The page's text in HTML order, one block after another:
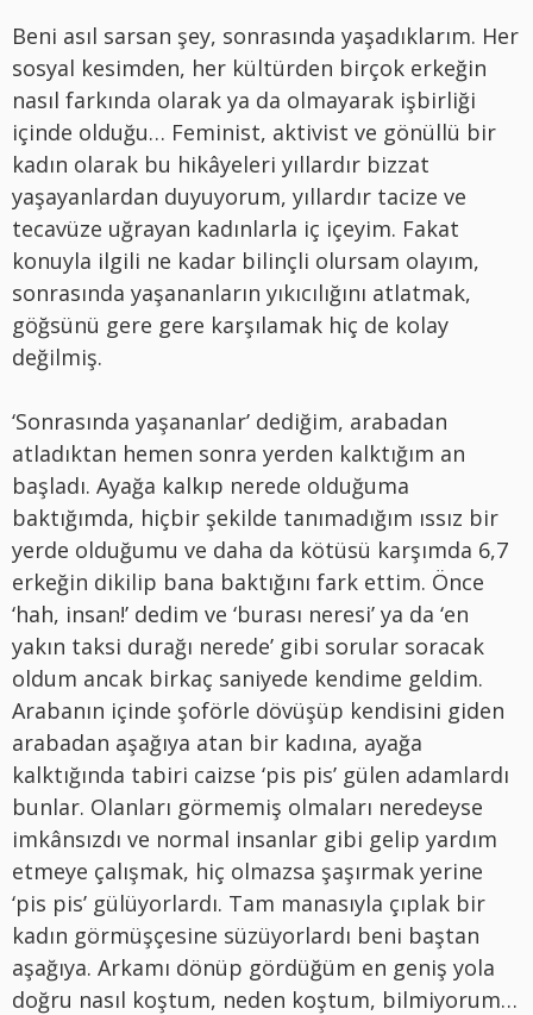
Beni asıl sarsan şey, sonrasında yaşadıklarım. Her
sosyal kesimden, her kültürden birçok erkeğin
nasıl farkında olarak ya da olmayarak işbirliği
içinde olduğu… Feminist, aktivist ve gönüllü bir
kadın olarak bu hikâyeleri yıllardır bizzat
yaşayanlardan duyuyorum, yıllardır tacize ve
tecavüze uğrayan kadınlarla iç içeyim. Fakat
konuyla ilgili ne kadar bilinçli olursam olayım,
sonrasında yaşananların yıkıcılığını atlatmak,
göğsünü gere gere karşılamak hiç de kolay
değilmiş.
‘Sonrasında yaşananlar’ dediğim, arabadan
atladıktan hemen sonra yerden kalktığım an
başladı. Ayağa kalkıp nerede olduğuma
baktığımda, hiçbir şekilde tanımadığım ıssız bir
yerde olduğumu ve daha da kötüsü karşımda 6,7
erkeğin dikilip bana baktığını fark ettim. Önce
‘hah, insan!’ dedim ve ‘burası neresi’ ya da ‘en
yakın taksi durağı nerede’ gibi sorular soracak
oldum ancak birkaç saniyede kendime geldim.
Arabanın içinde şoförle dövüşüp kendisini giden
arabadan aşağıya atan bir kadına, ayağa
kalktığında tabiri caizse ‘pis pis’ gülen adamlardı
bunlar. Olanları görmemiş olmaları neredeyse
imkânsızdı ve normal insanlar gibi gelip yardım
etmeye çalışmak, hiç olmazsa şaşırmak yerine
‘pis pis’ gülüyorlardı. Tam manasıyla çıplak bir
kadın görmüşçesine süzüyorlardı beni baştan
aşağıya. Arkamı dönüp gördüğüm en geniş yola
doğru nasıl koştum, neden koştum, bilmiyorum…